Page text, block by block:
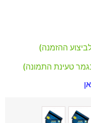
ההזמנה)
טעינת התמונה)